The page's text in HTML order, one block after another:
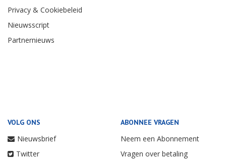
Privacy & Cookiebeleid
Nieuwsscript
Partnernieuws
VOLG ONS
Nieuwsbrief
Twitter
ABONNEE VRAGEN
Neem een Abonnement
Vragen over betaling